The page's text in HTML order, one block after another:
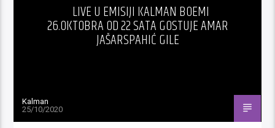
LIVE U EMISIJI KALMAN BOEMI
26.OKTOBRA OD 22 SATA GOSTUJE AMAR
JAŠARSPAHIĆ GILE
Kalman
25/10/2020